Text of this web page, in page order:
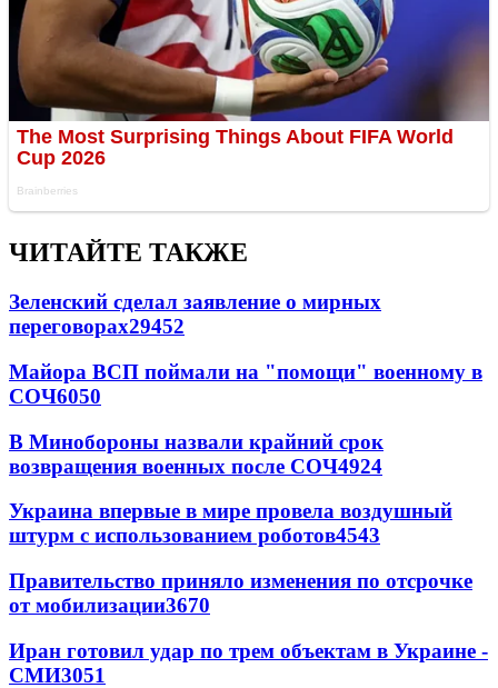
ЧИТАЙТЕ ТАКЖЕ
Зеленский сделал заявление о мирных
переговорах29452
Майора ВСП поймали на "помощи" военному в
СОЧ6050
В Минобороны назвали крайний срок
возвращения военных после СОЧ4924
Украина впервые в мире провела воздушный
штурм с использованием роботов4543
Правительство приняло изменения по отсрочке
от мобилизации3670
Иран готовил удар по трем объектам в Украине -
СМИ3051